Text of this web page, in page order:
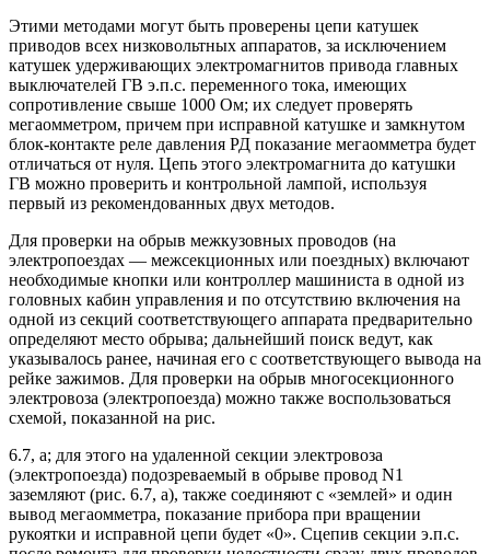
Этими методами могут быть проверены цепи катушек
приводов всех низковольтных аппаратов, за исключением
катушек удерживающих электромагнитов привода главных
выключателей ГВ э.п.с. переменного тока, имеющих
сопротивление свыше 1000 Ом; их следует проверять
мегаомметром, причем при исправной катушке и замкнутом
блок-контакте реле давления РД показание мегаомметра будет
отличаться от нуля. Цепь этого электромагнита до катушки
ГВ можно проверить и контрольной лампой, используя
первый из рекомендованных двух методов.
Для проверки на обрыв межкузовных проводов (на
электропоездах — межсекционных или поездных) включают
необходимые кнопки или контроллер машиниста в одной из
головных кабин управления и по отсутствию включения на
одной из секций соответствующего аппарата предварительно
определяют место обрыва; дальнейший поиск ведут, как
указывалось ранее, начиная его с соответствующего вывода на
рейке зажимов. Для проверки на обрыв многосекционного
электровоза (электропоезда) можно также воспользоваться
схемой, показанной на рис.
6.7, а; для этого на удаленной секции электровоза
(электропоезда) подозреваемый в обрыве провод N1
заземляют (рис. 6.7, а), также соединяют с «землей» и один
вывод мегаомметра, показание прибора при вращении
рукоятки и исправной цепи будет «0». Сцепив секции э.п.с.